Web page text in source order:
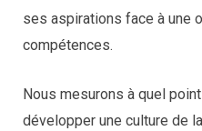
ses aspirations face à une
compétences.
Nous mesurons à quel
développer une culture de